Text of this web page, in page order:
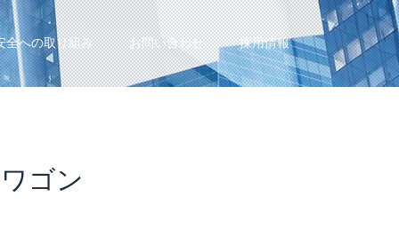
全への取り組み お問い合わせ 採用情報
ゴン